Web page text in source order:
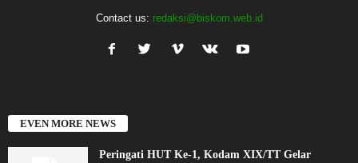
Contact us: redaksi@biskom.web.id
EVEN MORE NEWS
Peringati HUT Ke-1, Kodam XIX/TT Gelar